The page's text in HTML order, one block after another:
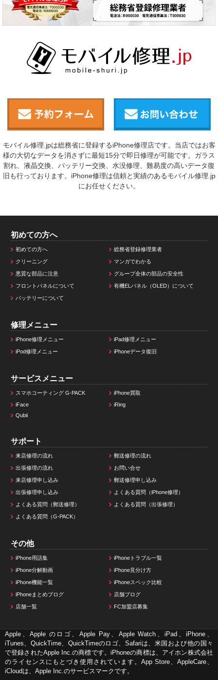
モバイル修理.jpは総務省に登録するiPhone修理店です。当店ではお客
様の大切なデータを消さずに最短15分で即日修理が可能です。ガラス
割れ、液晶交換、バッテリー交換、水没修理、難易度の高いデータ復
旧も行っております。iPhone修理は信頼と実績のあるモバイル修理.jp
にお任せください。
初めての方へ
初めての方へ 総務省登録修理業者
クリーニング マンガでわかる
悪質な部品に注意 グループ全体の部品の安全性
フロントパネルについて 有機ELパネル（OLED）について
バッテリーについて
修理メニュー
iPhone修理メニュー iPad修理メニュー
iPod修理メニュー iPhoneデータ復旧
サービスメニュー
スマホコーティング G-PACK
iPhone買取
iFace
iRing
Qubii
サポート
来店修理の流れ 郵送修理の流れ
出張修理の流れ お問い合せ
来店修理申し込み 郵送修理申し込み
出張修理申し込み よくある質問（iPhone修理）
よくある質問（郵送修理） よくある質問（出張修理）
よくある質問（G-PACK）
その他
iPhone用語集 iPhoneトラブル一覧
iPhone分解動画 iPhone見分け方
iPhone機能一覧 iPhoneスペック比較
iPhoneまとめブログ 店舗ブログ
店舗一覧 FC加盟店募集
Apple、Apple のロゴ、Apple Pay、Apple Watch、iPad、iPhone、
iTunes、QuickTime、QuickTimeのロゴ、Safariは、米国および他の国々
で登録されたApple Inc.の商標です。iPhoneの商標は、アイホン株式会社
のライセンスにもとづき使用されています。App Store、AppleCare、
iCloudは、Apple Inc.のサービスマークです。